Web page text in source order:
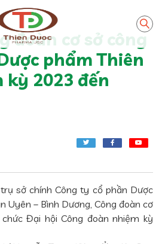
đoàn cơ sở công
phẩm Thiên
kỳ 2023 đến
sở chính Công ty cổ phần Dược
Uyên – Bình Dương, Công đoàn cơ
Đại hội Công đoàn nhiệm kỳ